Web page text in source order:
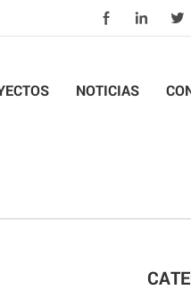
NOTICIAS